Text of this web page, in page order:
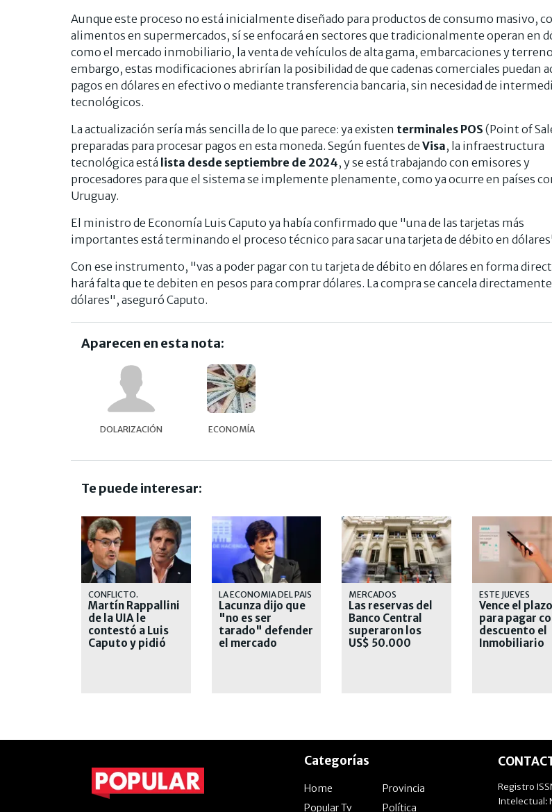
Aunque este proceso no está inicialmente diseñado para productos de consumo masivo,
alimentos en supermercados, sí se enfocará en sectores que tradicionalmente operan en
como el mercado inmobiliario, la venta de vehículos de alta gama, embarcaciones y
embargo, estas modificaciones abrirían la posibilidad de que cadenas comerciales puedan
pagos en dólares en efectivo o mediante transferencia bancaria, sin necesidad de
tecnológicos.
La actualización sería más sencilla de lo que parece: ya existen terminales POS (Point of
preparadas para procesar pagos en esta moneda. Según fuentes de Visa, la infraestructura
tecnológica está lista desde septiembre de 2024, y se está trabajando con emisores y
procesadores para que el sistema se implemente plenamente, como ya ocurre en países
Uruguay.
El ministro de Economía Luis Caputo ya había confirmado que "una de las tarjetas más
importantes está terminando el proceso técnico para sacar una tarjeta de débito en
Con ese instrumento, "vas a poder pagar con tu tarjeta de débito en dólares en forma
hará falta que te debiten en pesos para comprar dólares. La compra se cancela
dólares", aseguró Caputo.
Aparecen en esta nota:
DOLARIZACIÓN ECONOMÍA
Te puede interesar:
CONFLICTO.
Martín Rappallini
de la UIA le
contestó a Luis
Caputo y pidió
LA ECONOMIA DEL PAIS
Lacunza dijo que
"no es ser
tarado" defender
el mercado
MERCADOS
Las reservas del
Banco Central
superaron los
US$ 50.000
ESTE JUEVES
Vence el plazo
para pagar
descuento el
Inmobiliario
Categorías
Home
Provincia
Popular Tv
Política
Registro
Intelectual: